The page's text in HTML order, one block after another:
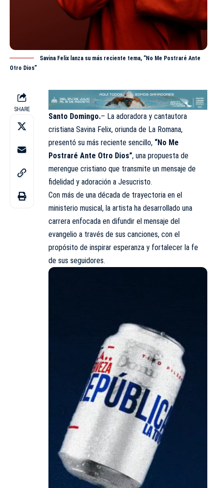
Savina Felix lanza su más reciente tema, “No Me Postraré Ante
Otro Dios”
SHARE
Santo Domingo.– La adoradora y cantautora
cristiana Savina Felix, oriunda de La Romana,
presentó su más reciente sencillo, “No Me
Postraré Ante Otro Dios”, una propuesta de
merengue cristiano que transmite un mensaje de
fidelidad y adoración a Jesucristo.
Con más de una década de trayectoria en el
ministerio musical, la artista ha desarrollado una
carrera enfocada en difundir el mensaje del
evangelio a través de sus canciones, con el
propósito de inspirar esperanza y fortalecer la fe
de sus seguidores.